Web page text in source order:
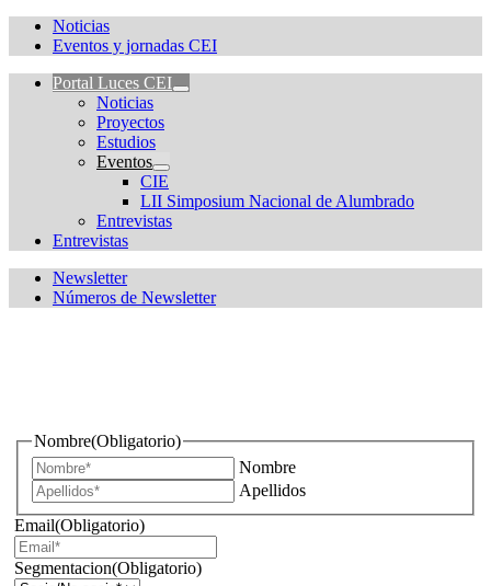
Noticias
Eventos y jornadas CEI
Portal Luces CEI
Noticias
Proyectos
Estudios
Eventos
CIE
LII Simposium Nacional de Alumbrado
Entrevistas
Entrevistas
Newsletter
Números de Newsletter
Nombre(Obligatorio)
Nombre
Apellidos
Email(Obligatorio)
Segmentacion(Obligatorio)